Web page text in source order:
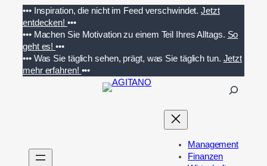
Inhalt
springen
••• Inspiration, die nicht im Feed verschwindet. Jetzt
entdecken! •••
••• Machen Sie Motivation zu einem Teil Ihres Alltags. So
geht es!•••
••• Was Sie täglich sehen, prägt, was Sie täglich tun. Jetzt
mehr erfahren! •••
n
Management
Finanzen